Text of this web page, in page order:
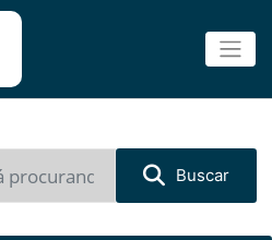
Buscar